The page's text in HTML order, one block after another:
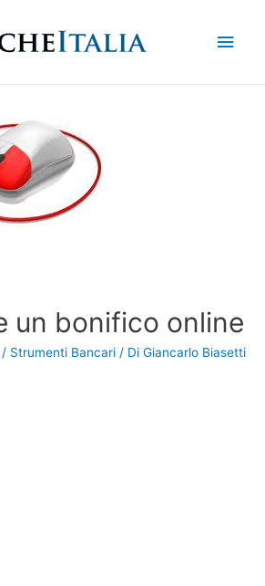
un bonifico online
/ Strumenti Bancari / Di Giancarlo Biasetti